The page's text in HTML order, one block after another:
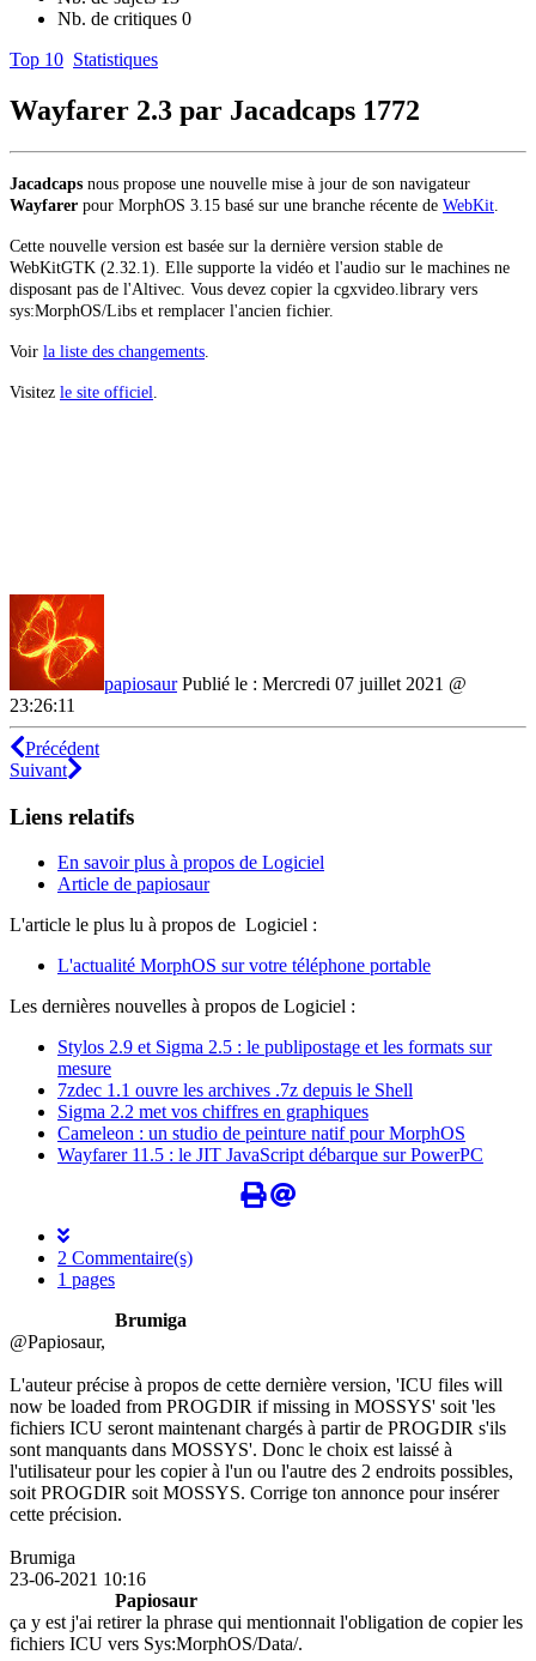
Nb. de critiques 0
Top 10 Statistiques
Wayfarer 2.3 par Jacadcaps 1772
Jacadcaps nous propose une nouvelle mise à jour de son navigateur
Wayfarer pour MorphOS 3.15 basé sur une branche récente de WebKit
Cette nouvelle version est basée sur la dernière version stable de
WebKitGTK (2.32.1). Elle supporte la vidéo et l'audio sur le machines ne
disposant pas de l'Altivec. Vous devez copier la cgxvideo.library vers
sys:MorphOS/Libs et remplacer l'ancien fichier.
Voir la liste des changements
Visitez le site officiel
papiosaurPublié le : Mercredi 07 juillet 2021 @
23:26:11
Précédent
Suivant
Liens relatifs
En savoir plus à propos de Logiciel
Article de papiosaur
L'article le plus lu à propos de Logiciel :
L'actualité MorphOS sur votre téléphone portable
Les dernières nouvelles à propos de Logiciel :
Stylos 2.9 et Sigma 2.5 : le publipostage et les formats sur
mesure
7zdec 1.1 ouvre les archives .7z depuis le Shell
Sigma 2.2 met vos chiffres en graphiques
Cameleon : un studio de peinture natif pour MorphOS
Wayfarer 11.5 : le JIT JavaScript débarque sur PowerPC
2 Commentaire(s)
1 pages
Brumiga
@Papiosaur,
L'auteur précise à propos de cette dernière version, 'ICU files will
now be loaded from PROGDIR if missing in MOSSYS' soit 'les
fichiers ICU seront maintenant chargés à partir de PROGDIR s'ils
sont manquants dans MOSSYS'. Donc le choix est laissé à
l'utilisateur pour les copier à l'un ou l'autre des 2 endroits possibles,
soit PROGDIR soit MOSSYS. Corrige ton annonce pour insérer
cette précision.
Brumiga
23-06-2021 10:16
Papiosaur
ça y est j'ai retirer la phrase qui mentionnait l'obligation de copier les
fichiers ICU vers Sys:MorphOS/Data/.